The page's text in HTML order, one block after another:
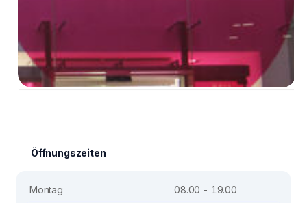
Öffnungszeiten
Montag
08.00 - 19.00